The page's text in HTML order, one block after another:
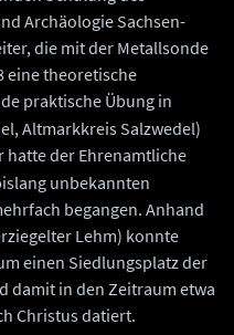
Archäologie Sachsen-
die mit der Metallsonde
eine theoretische
praktische Übung in
Altmarkkreis Salzwedel)
hatte der Ehrenamtliche
unbekannten
begangen. Anhand
Lehm) konnte
einen Siedlungsplatz der
damit in den Zeitraum etwa
Christus datiert.